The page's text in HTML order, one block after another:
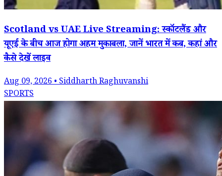
Scotland vs UAE Live Streaming: स्कॉटलैंड और
यूएई के बीच आज होगा अहम मुकाबला, जानें भारत में कब, कहां और
कैसे देखें लाइव
Aug 09, 2026 • Siddharth Raghuvanshi
SPORTS